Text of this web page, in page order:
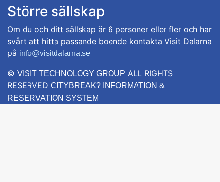
Större sällskap
Om du och ditt sällskap är 6 personer eller fler och har
svårt att hitta passande boende kontakta Visit Dalarna
på info@visitdalarna.se
© VISIT TECHNOLOGY GROUP ALL RIGHTS
RESERVED CITYBREAK? INFORMATION &
RESERVATION SYSTEM